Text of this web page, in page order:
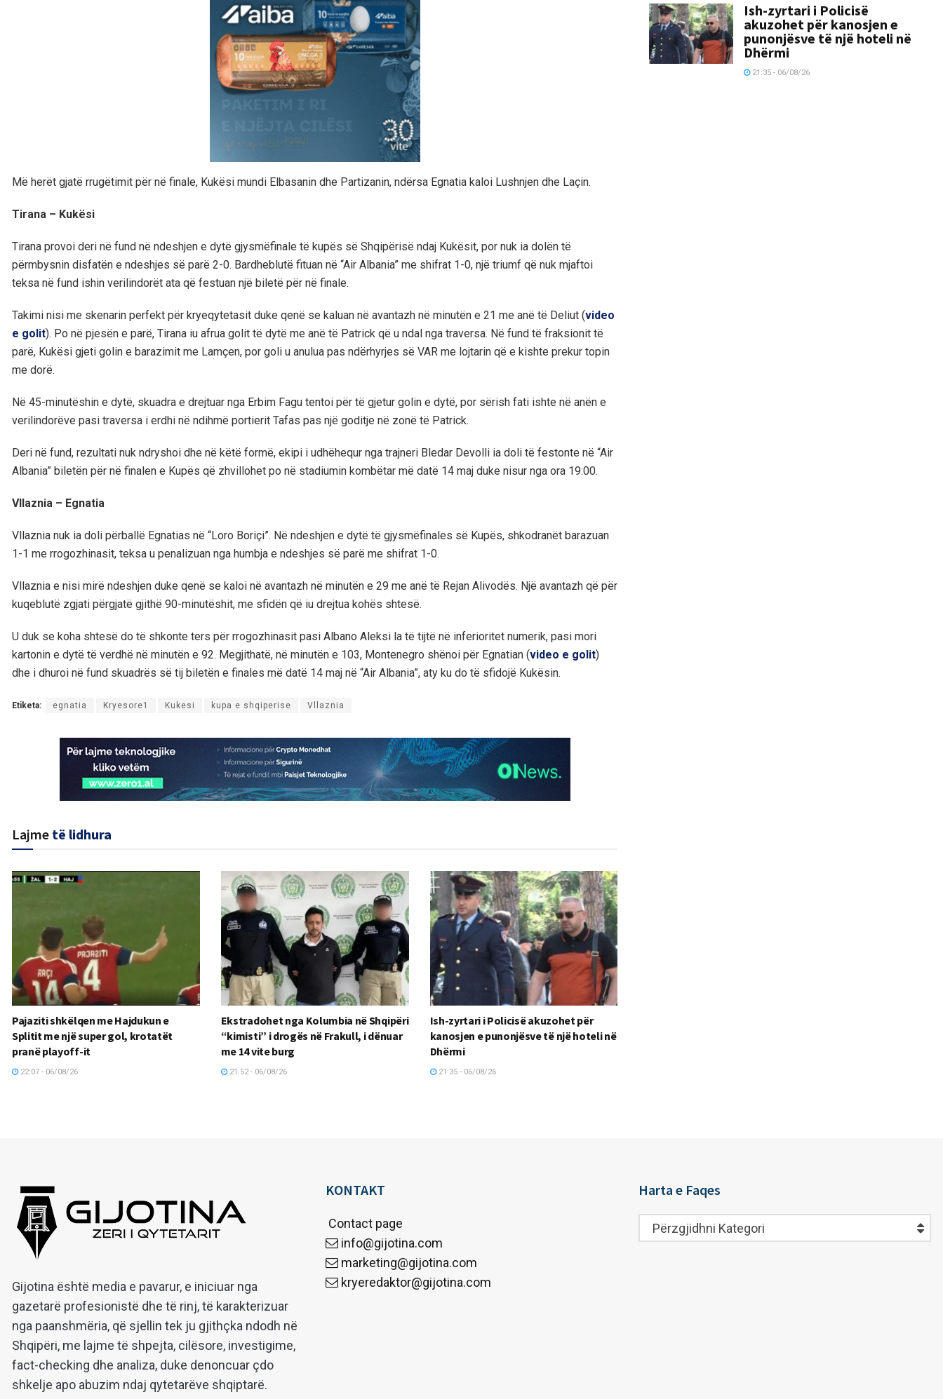
Më herët gjatë rrugëtimit për në finale, Kukësi mundi Elbasanin dhe Partizanin, ndërsa Egnatia kaloi Lushnjen dhe Laçin.
Tirana – Kukësi
Tirana provoi deri në fund në ndeshjen e dytë gjysmëfinale të kupës së Shqipërisë ndaj Kukësit, por nuk ia dolën të
përmbysnin disfatën e ndeshjes së parë 2-0. Bardheblutë fituan në “Air Albania” me shifrat 1-0, një triumf që nuk mjaftoi
teksa në fund ishin verilindorët ata që festuan një biletë për në finale.
Takimi nisi me skenarin perfekt për kryeqytetasit duke qenë se kaluan në avantazh në minutën e 21 me anë të Deliut (video
e golit). Po në pjesën e parë, Tirana iu afrua golit të dytë me anë të Patrick që u ndal nga traversa. Në fund të fraksionit të
parë, Kukësi gjeti golin e barazimit me Lamçen, por goli u anulua pas ndërhyrjes së VAR me lojtarin që e kishte prekur topin
me dorë.
Në 45-minutëshin e dytë, skuadra e drejtuar nga Erbim Fagu tentoi për të gjetur golin e dytë, por sërish fati ishte në anën e
verilindorëve pasi traversa i erdhi në ndihmë portierit Tafas pas një goditje në zonë të Patrick.
Deri në fund, rezultati nuk ndryshoi dhe në këtë formë, ekipi i udhëhequr nga trajneri Bledar Devolli ia doli të festonte në “Air
Albania” biletën për në finalen e Kupës që zhvillohet po në stadiumin kombëtar më datë 14 maj duke nisur nga ora 19:00.
Vllaznia – Egnatia
Vllaznia nuk ia doli përballë Egnatias në “Loro Boriçi”. Në ndeshjen e dytë të gjysmëfinales së Kupës, shkodranët barazuan
1-1 me rrogozhinasit, teksa u penalizuan nga humbja e ndeshjes së parë me shifrat 1-0.
Vllaznia e nisi mirë ndeshjen duke qenë se kaloi në avantazh në minutën e 29 me anë të Rejan Alivodës. Një avantazh që për
kuqeblutë zgjati përgjatë gjithë 90-minutëshit, me sfidën që iu drejtua kohës shtesë.
U duk se koha shtesë do të shkonte ters për rrogozhinasit pasi Albano Aleksi la të tijtë në inferioritet numerik, pasi mori
kartonin e dytë të verdhë në minutën e 92. Megjithatë, në minutën e 103, Montenegro shënoi për Egnatian (video e golit)
dhe i dhuroi në fund skuadrës së tij biletën e finales më datë 14 maj në “Air Albania”, aty ku do të sfidojë Kukësin.
Etiketa: egnatia Kryesore1 Kukesi kupa e shqiperise Vllaznia
Lajme të lidhura
Pajaziti shkëlqen me Hajdukun e
Splitit me një super gol, krotatët
pranë playoff-it
22:07 - 06/08/26
Ekstradohet nga Kolumbia në Shqipëri
“kimisti” i drogës në Frakull, i dënuar
me 14 vite burg
21:52 - 06/08/26
Ish-zyrtari i Policisë akuzohet për
kanosjen e punonjësve të një hoteli në
Dhërmi
21:35 - 06/08/26
Ish-zyrtari i Policisë
akuzohet për kanosjen e
punonjësve të një hoteli në
Dhërmi
21:35 - 06/08/26
Gijotina është media e pavarur, e iniciuar nga
gazetarë profesionistë dhe të rinj, të karakterizuar
nga paanshmëria, që sjellin tek ju gjithçka ndodh në
Shqipëri, me lajme të shpejta, cilësore, investigime,
fact-checking dhe analiza, duke denoncuar çdo
shkelje apo abuzim ndaj qytetarëve shqiptarë.
KONTAKT
Contact page
info@gijotina.com
marketing@gijotina.com
kryeredaktor@gijotina.com
Harta e Faqes
Harta
e
Përzgjidhni Kategori